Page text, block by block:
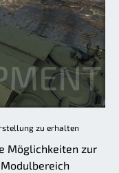
zu erhalten
Möglichkeiten zur